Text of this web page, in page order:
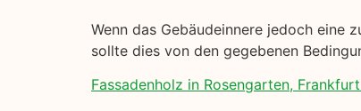
Wenn das Gebäudeinnere jedoch
sollte dies von den gegebenen
Fassadenholz in Rosengarten,